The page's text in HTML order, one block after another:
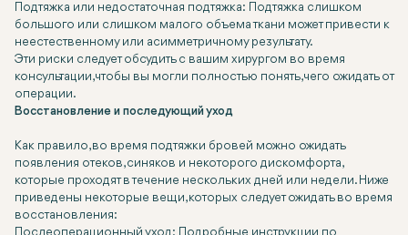
Подтяжка или недостаточная подтяжка: Подтяжка слишком
большого или слишком малого объема ткани может привести к
неестественному или асимметричному результату.
Эти риски следует обсудить с вашим хирургом во время
консультации, чтобы вы могли полностью понять, чего ожидать от
операции.
Восстановление и последующий уход
Как правило, во время подтяжки бровей можно ожидать
появления отеков, синяков и некоторого дискомфорта,
которые проходят в течение нескольких дней или недели. Ниже
приведены некоторые вещи, которых следует ожидать во время
восстановления:
Послеоперационный уход: Подробные инструкции по